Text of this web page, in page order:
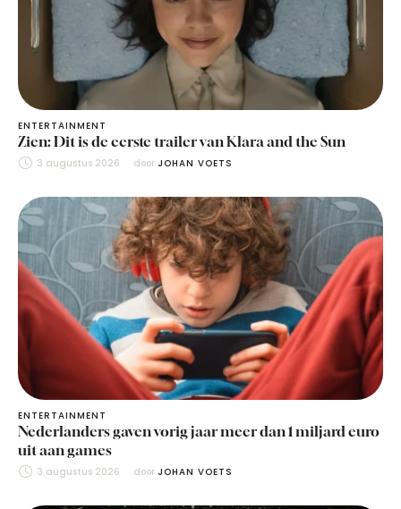
ENTERTAINMENT
Zien: Dit is de eerste trailer van Klara and the Sun
3 augustus 2026 door JOHAN VOETS
ENTERTAINMENT
Nederlanders gaven vorig jaar meer dan 1 miljard euro
uit aan games
3 augustus 2026 door JOHAN VOETS